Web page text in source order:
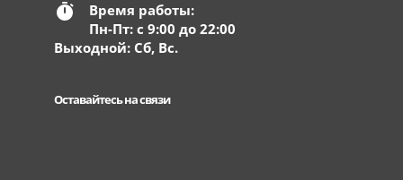
Время работы:
Пн-Пт: с 9:00 до 22:00
Выходной: Сб, Вс.
Оставайтесь на связи